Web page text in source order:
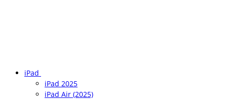
iPad
iPad 2025
iPad Air (2025)